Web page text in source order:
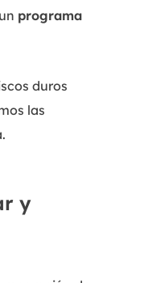
programa
duros
las
y